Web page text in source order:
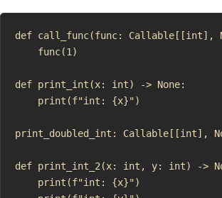
def call_func(func: Callable[[int],
    func(1)
def print_int(x: int) -> None:
    print(f"int: {x}")
print_doubled_int: Callable[[int],
def print_int_2(x: int, y: int) ->
    print(f"int: {x}")